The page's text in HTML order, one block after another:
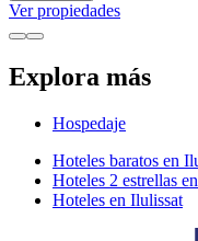
Ver propiedades
Explora más
Hospedaje
Hoteles baratos en
Hoteles 2 estrellas
Hoteles en Ilulissat